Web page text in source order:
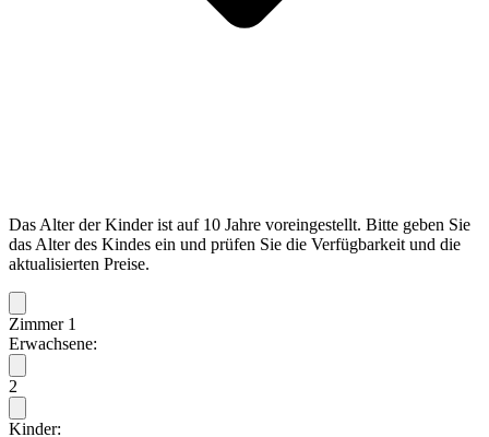
Das Alter der Kinder ist auf 10 Jahre voreingestellt. Bitte geben Sie
das Alter des Kindes ein und prüfen Sie die Verfügbarkeit und die
aktualisierten Preise.
Zimmer 1
Erwachsene:
2
Kinder: